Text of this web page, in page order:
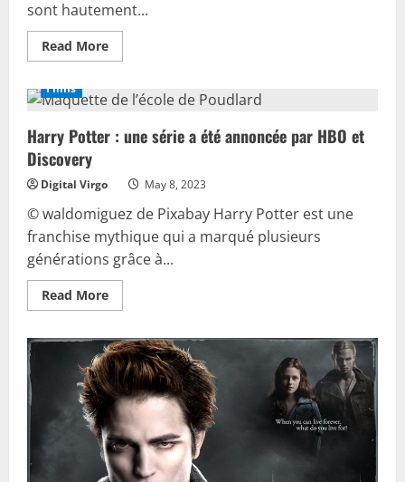
sont hautement...
Read MoreRead
more
les
du
mois
Films
Harry Potter : une série a été annoncée par HBO et
Discovery
Digital Virgo May 8, 2023
© waldomiguez de Pixabay Harry Potter est une
franchise mythique qui a marqué plusieurs
générations grâce à...
Read MoreRead
more
Potter
:
une
série
a
été
annoncée
par
HBO
et
Discovery